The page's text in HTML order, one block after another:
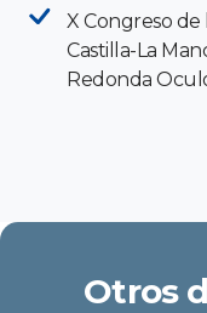
X Congreso
Castilla-La
Redonda
Otros